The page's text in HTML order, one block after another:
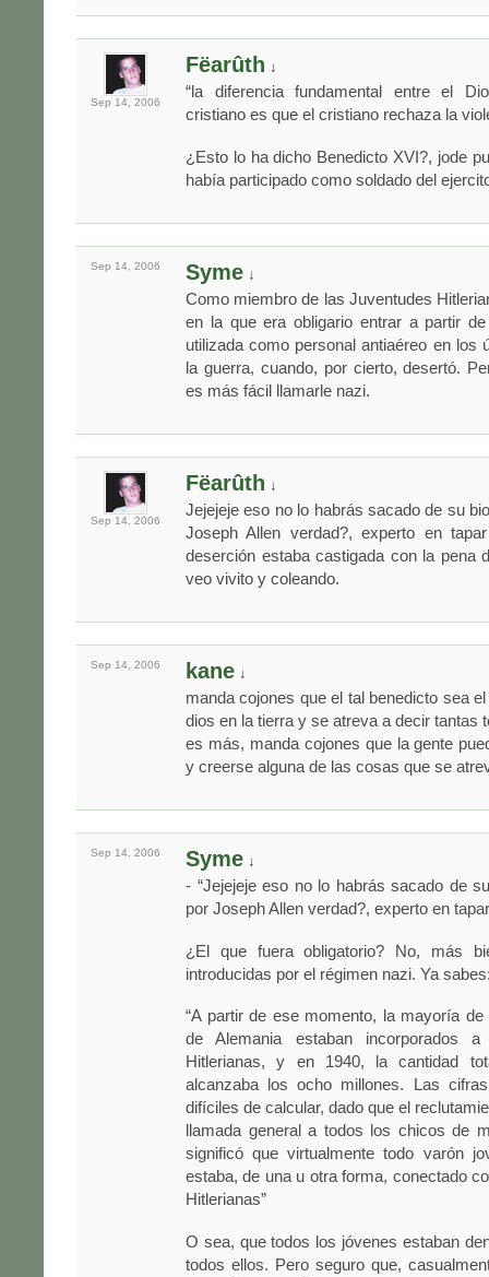
Sep 14, 2006
Fëarûth ↓
“la diferencia fundamental entre el
cristiano es que el cristiano rechaza la
¿Esto lo ha dicho Benedicto XVI?, jode
había participado como soldado del
Sep 14, 2006 Syme ↓
Como miembro de las Juventudes
en la que era obligario entrar a partir
utilizada como personal antiaéreo en los
la guerra, cuando, por cierto, desertó.
es más fácil llamarle nazi.
Sep 14, 2006
Fëarûth ↓
Jejejeje eso no lo habrás sacado de su
Joseph Allen verdad?, experto en
deserción estaba castigada con la pena
veo vivito y coleando.
Sep 14, 2006 kane ↓
manda cojones que el tal benedicto sea
dios en la tierra y se atreva a decir
es más, manda cojones que la gente
y creerse alguna de las cosas que se
Sep 14, 2006 Syme ↓
- “Jejejeje eso no lo habrás sacado de
por Joseph Allen verdad?, experto en
¿El que fuera obligatorio? No, más
introducidas por el régimen nazi. Ya
“A partir de ese momento, la mayoría
de Alemania estaban incorporados
Hitlerianas, y en 1940, la cantidad
alcanzaba los ocho millones. Las
difíciles de calcular, dado que el
llamada general a todos los chicos de
significó que virtualmente todo varón
estaba, de una u otra forma, conectado
Hitlerianas”
O sea, que todos los jóvenes estaban
todos ellos. Pero seguro que,